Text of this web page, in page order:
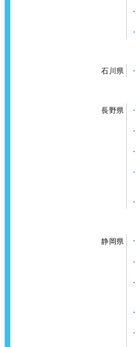
石川県
長野県
静岡県